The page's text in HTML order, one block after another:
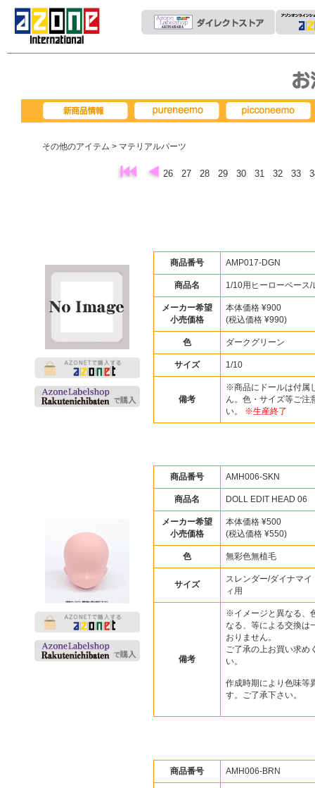
その他のアイテム > マテリアルパーツ
26 27 28 29 30 31 32 33
商品番号 AMP017-DGN
商品名 1/10用ヒーローベース/
メーカー希望
小売価格
本体価格 ¥900
(税込価格 ¥990)
色 ダークグリーン
サイズ 1/10
備考
※商品にドールは付属
ん。色・サイズ等ご注
い。 ※生産終了
商品番号 AMH006-SKN
商品名 DOLL EDIT HEAD 06
メーカー希望
小売価格
本体価格 ¥500
(税込価格 ¥550)
色 無彩色無植毛
サイズ
スレンダー/ダイナマイ
ィ用
備考
※イメージと異なる、
なる、等による交換は
おりません。
ご了承の上お買い求め
い。
作成時期により色味等
す。ご了承下さい。
商品番号 AMH006-BRN